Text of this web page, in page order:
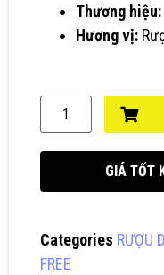
Thương hiệu:
Hương vị:
GIÁ TỐT
Categories RƯỢU
FREE